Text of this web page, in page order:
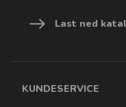
Last ned
KUNDESERVICE